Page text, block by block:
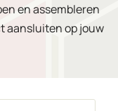
en assembleren
aansluiten op jouw